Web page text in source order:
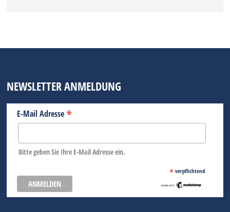
NEWSLETTER ANMELDUNG
E-Mail Adresse*
Bitte geben Sie Ihre E-Mail Adresse ein.
* verpflichtend